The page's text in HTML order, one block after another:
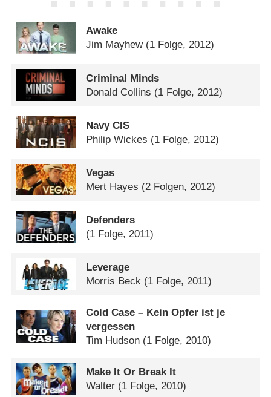
Awake
Jim Mayhew (1 Folge, 2012)
Criminal Minds
Donald Collins (1 Folge, 2012)
Navy CIS
Philip Wickes (1 Folge, 2012)
Vegas
Mert Hayes (2 Folgen, 2012)
Defenders
(1 Folge, 2011)
Leverage
Morris Beck (1 Folge, 2011)
Cold Case – Kein Opfer ist je
vergessen
Tim Hudson (1 Folge, 2010)
Make It Or Break It
Walter (1 Folge, 2010)